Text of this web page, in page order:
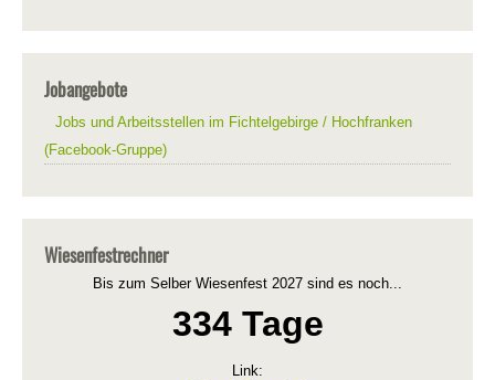
Jobangebote
Jobs und Arbeitsstellen im Fichtelgebirge / Hochfranken
(Facebook-Gruppe)
Wiesenfestrechner
Bis zum Selber Wiesenfest 2027 sind es noch...
334 Tage
Link: